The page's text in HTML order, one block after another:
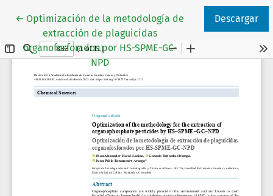
← Volver a los detalles del artículo
Optimización de la metodología de
extracción de plaguicidas
organofosforados por HS-SPME-GC-
NPD
Descargar